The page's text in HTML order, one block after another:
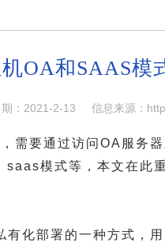
OA和SAAS模
：2021-2-13 信息来源：
需要通过访问OA服务
saas模式等，本文在此
有化部署的一种方式，